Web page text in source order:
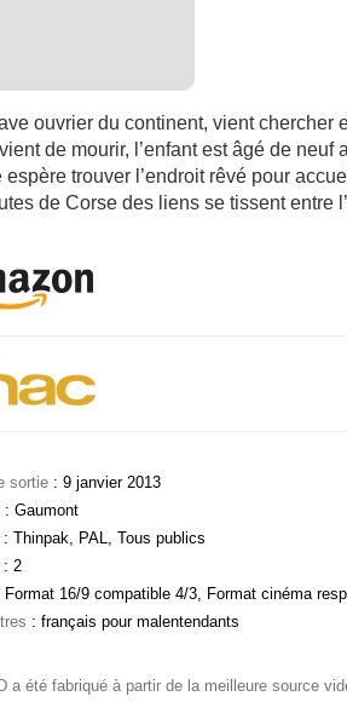
ouvrier du continent, vient chercher
de mourir, l’enfant est âgé de
espère trouver l’endroit rêvé pour
de Corse des liens se tissent entre
sortie : 9 janvier 2013
: Gaumont
: Thinpak, PAL, Tous publics
: 2
Format 16/9 compatible 4/3, Format cinéma
: français pour malentendants
a été fabriqué à partir de la meilleure source